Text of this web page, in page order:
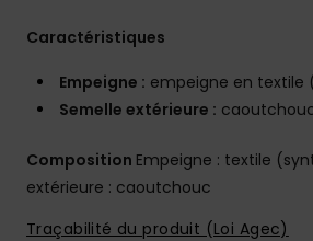
Caractéristiques
Empeigne : empeigne en textile
Semelle extérieure :
Composition Empeigne : textile
extérieure : caoutchouc
Traçabilité du produit (Loi Agec)